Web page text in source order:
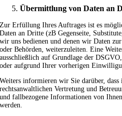
Übermittlung von Daten an
Zur Erfüllung Ihres Auftrages ist es
Daten an Dritte (zB Gegenseite,
wir uns bedienen und denen wir Daten
oder Behörden, weiterzuleiten. Eine
ausschließlich auf Grundlage der
oder aufgrund Ihrer vorherigen
Weiters informieren wir Sie darüber, dass
rechtsanwaltlichen Vertretung und
und fallbezogene Informationen von
werden.